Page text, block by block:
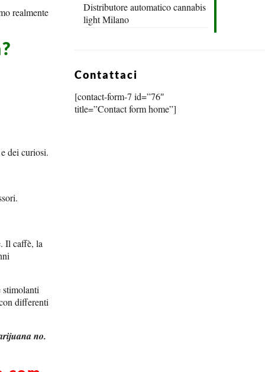
realmente
dei curiosi.
Il caffè, la
stimolanti
differenti
no.
Distributore automatico cannabis
light Milano
Contattaci
[contact-form-7 id=”76″
title=”Contact form home”]